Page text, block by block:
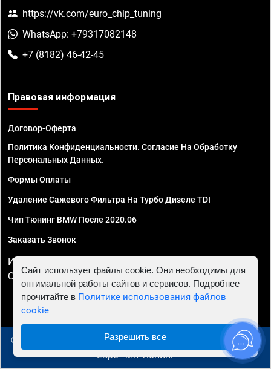
https://vk.com/euro_chip_tuning
WhatsApp: +79317082148
+7 (8182) 46-42-45
Правовая информация
Договор-Оферта
Политика Конфиденциальности. Согласие На Обработку
Персональных Данных.
Формы Оплаты
Удаление Сажевого Фильтра На Турбо Дизеле TDI
Чип Тюнинг BMW После 2020.06
Заказать Звонок
ИП Смирнов Георгий Павлович. ИНН 781302555843,
ОГРНИП 324470400032610
© 2010 - 2026 Чип тюнинг в Архангельске - Автосервис
"Евро Чип Тюнинг"
Сайт использует файлы cookie. Они необходимы для
оптимальной работы сайтов и сервисов. Подробнее
прочитайте в Политике использования файлов
cookie
Разрешить все